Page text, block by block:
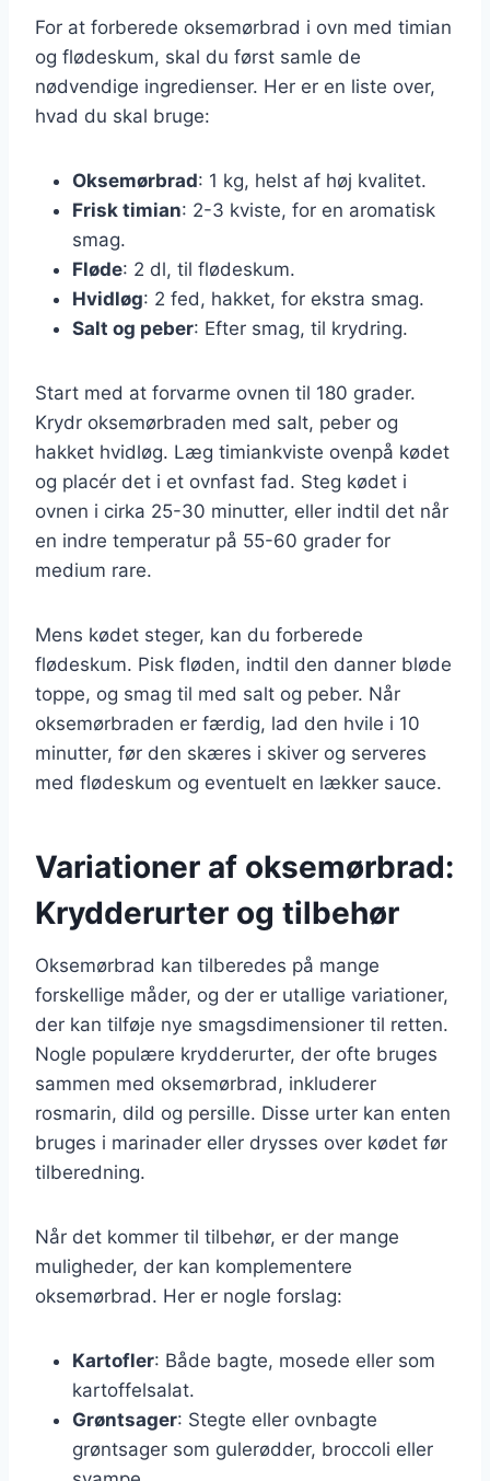
For at forberede oksemørbrad i ovn med timian
og flødeskum, skal du først samle de
nødvendige ingredienser. Her er en liste over,
hvad du skal bruge:
Oksemørbrad: 1 kg, helst af høj kvalitet.
Frisk timian: 2-3 kviste, for en aromatisk
smag.
Fløde: 2 dl, til flødeskum.
Hvidløg: 2 fed, hakket, for ekstra smag.
Salt og peber: Efter smag, til krydring.
Start med at forvarme ovnen til 180 grader.
Krydr oksemørbraden med salt, peber og
hakket hvidløg. Læg timiankviste ovenpå kødet
og placér det i et ovnfast fad. Steg kødet i
ovnen i cirka 25-30 minutter, eller indtil det når
en indre temperatur på 55-60 grader for
medium rare.
Mens kødet steger, kan du forberede
flødeskum. Pisk fløden, indtil den danner bløde
toppe, og smag til med salt og peber. Når
oksemørbraden er færdig, lad den hvile i 10
minutter, før den skæres i skiver og serveres
med flødeskum og eventuelt en lækker sauce.
Variationer af oksemørbrad:
Krydderurter og tilbehør
Oksemørbrad kan tilberedes på mange
forskellige måder, og der er utallige variationer,
der kan tilføje nye smagsdimensioner til retten.
Nogle populære krydderurter, der ofte bruges
sammen med oksemørbrad, inkluderer
rosmarin, dild og persille. Disse urter kan enten
bruges i marinader eller drysses over kødet før
tilberedning.
Når det kommer til tilbehør, er der mange
muligheder, der kan komplementere
oksemørbrad. Her er nogle forslag:
Kartofler: Både bagte, mosede eller som
kartoffelsalat.
Grøntsager: Stegte eller ovnbagte
grøntsager som gulerødder, broccoli eller